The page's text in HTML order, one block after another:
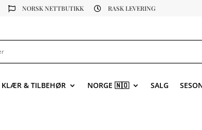
 NORSK NETTBUTIKK  RASK LEVERING
KLÆR & TILBEHØR NORGE 🇳🇴 SALG